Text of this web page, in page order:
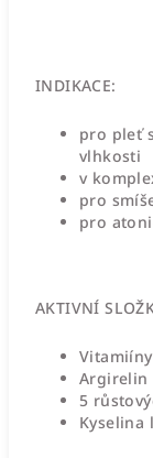
INDIKACE:
pro pleť
vlhkosti
v
pro
pro
AKTIVNÍ
Vitamiíny
Argirelin
5
Kyselina